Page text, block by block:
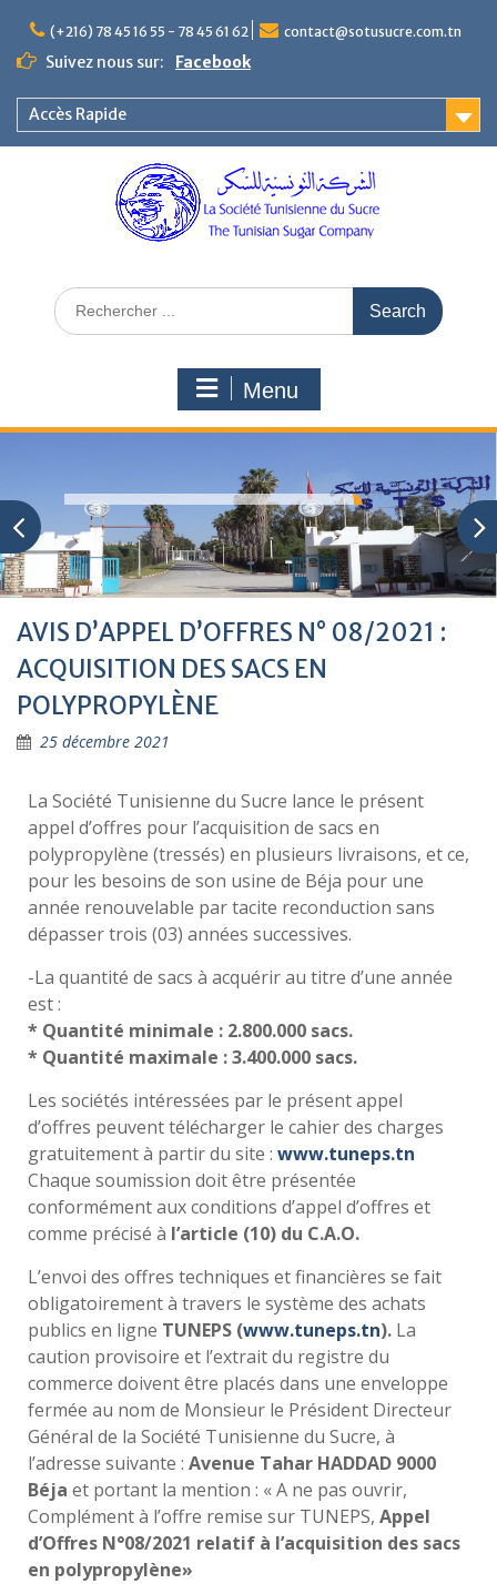
(+216) 78 45 16 55 - 78 45 61 62 contact@sotusucre.com.tn
Suivez nous sur: Facebook
Accès Rapide
Menu
AVIS D’APPEL D’OFFRES N° 08/2021 :
ACQUISITION DES SACS EN
POLYPROPYLÈNE
25 décembre 2021
La Société Tunisienne du Sucre lance le présent
appel d’offres pour l’acquisition de sacs en
polypropylène (tressés) en plusieurs livraisons, et ce,
pour les besoins de son usine de Béja pour une
année renouvelable par tacite reconduction sans
dépasser trois (03) années successives.
-La quantité de sacs à acquérir au titre d’une année
est :
* Quantité minimale : 2.800.000 sacs.
* Quantité maximale : 3.400.000 sacs.
Les sociétés intéressées par le présent appel
d’offres peuvent télécharger le cahier des charges
gratuitement à partir du site : www.tuneps.tn
Chaque soumission doit être présentée
conformément aux conditions d’appel d’offres et
comme précisé à l’article (10) du C.A.O.
L’envoi des offres techniques et financières se fait
obligatoirement à travers le système des achats
publics en ligne TUNEPS (www.tuneps.tn). La
caution provisoire et l’extrait du registre du
commerce doivent être placés dans une enveloppe
fermée au nom de Monsieur le Président Directeur
Général de la Société Tunisienne du Sucre, à
l’adresse suivante : Avenue Tahar HADDAD 9000
Béja et portant la mention : « A ne pas ouvrir,
Complément à l’offre remise sur TUNEPS, Appel
d’Offres N°08/2021 relatif à l’acquisition des sacs
en polypropylène»